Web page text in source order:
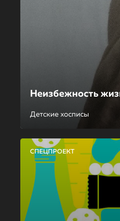
Неизбежность
Детские хосписы
СПЕЦПРОЕКТ